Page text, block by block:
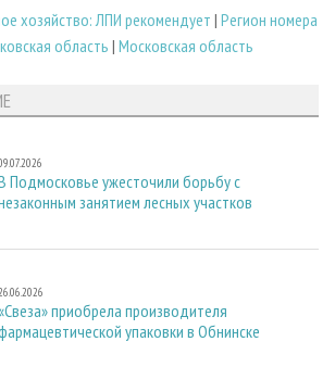
хозяйство: ЛПИ рекомендует | Регион номера
область | Московская область
Подмосковье ужесточили борьбу с
занятием лесных участков
приобрела производителя
упаковки в Обнинске